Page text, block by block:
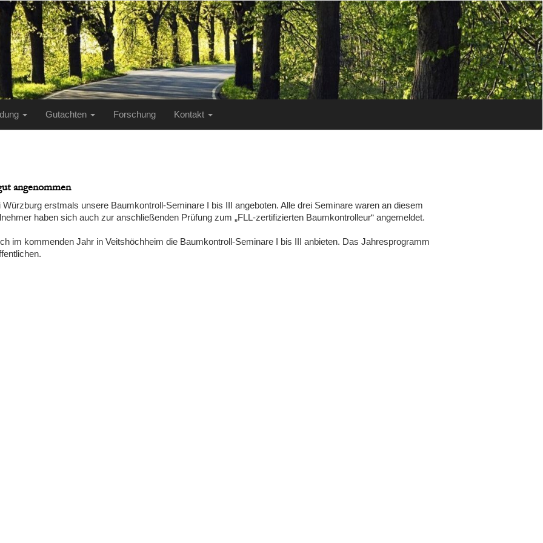
Gutachten Forschung Kontakt
angenommen
erstmals unsere Baumkontroll-Seminare I bis III angeboten. Alle drei Seminare waren an diesem
haben sich auch zur anschließenden Prüfung zum „FLL-zertifizierten Baumkontrolleur“ angemeldet.
im kommenden Jahr in Veitshöchheim die Baumkontroll-Seminare I bis III anbieten. Das Jahresprogramm